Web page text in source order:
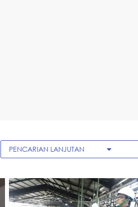
PENCARIAN LANJUTAN arrow_drop_down